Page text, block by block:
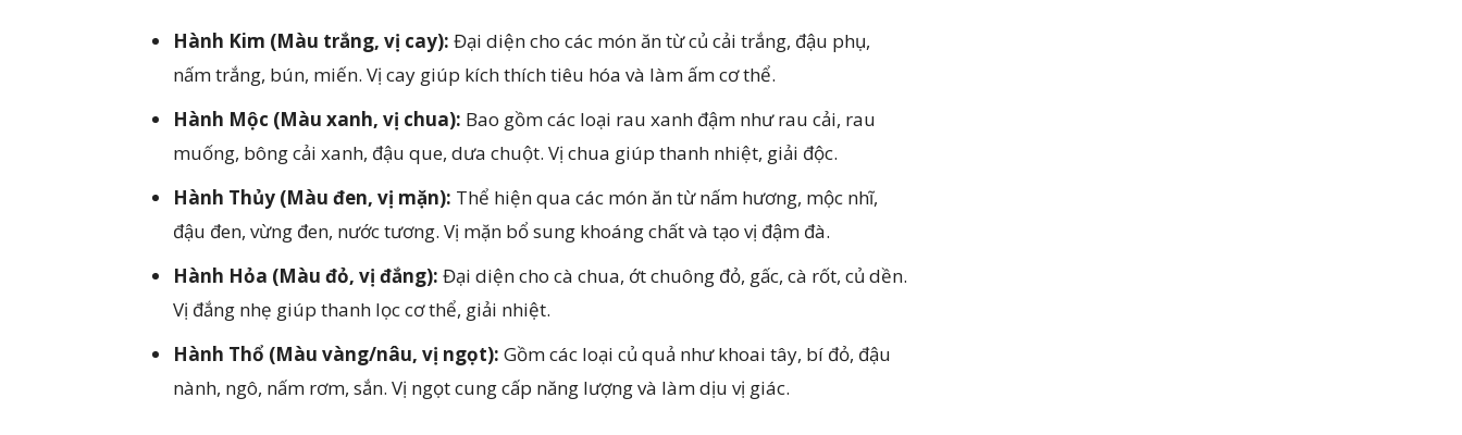
Hành Kim (Màu trắng, vị cay): Đại diện cho các món ăn từ củ cải trắng, đậu phụ,
nấm trắng, bún, miến. Vị cay giúp kích thích tiêu hóa và làm ấm cơ thể.
Hành Mộc (Màu xanh, vị chua): Bao gồm các loại rau xanh đậm như rau cải, rau
muống, bông cải xanh, đậu que, dưa chuột. Vị chua giúp thanh nhiệt, giải độc.
Hành Thủy (Màu đen, vị mặn): Thể hiện qua các món ăn từ nấm hương, mộc nhĩ,
đậu đen, vừng đen, nước tương. Vị mặn bổ sung khoáng chất và tạo vị đậm đà.
Hành Hỏa (Màu đỏ, vị đắng): Đại diện cho cà chua, ớt chuông đỏ, gấc, cà rốt, củ dền.
Vị đắng nhẹ giúp thanh lọc cơ thể, giải nhiệt.
Hành Thổ (Màu vàng/nâu, vị ngọt): Gồm các loại củ quả như khoai tây, bí đỏ, đậu
nành, ngô, nấm rơm, sắn. Vị ngọt cung cấp năng lượng và làm dịu vị giác.